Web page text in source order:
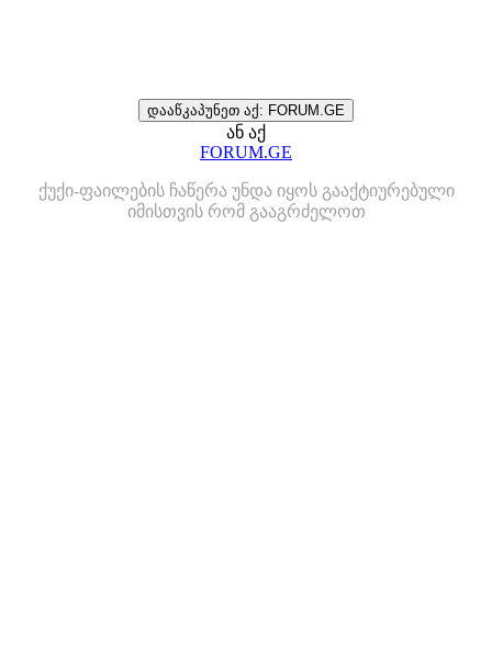
დააწკაპუნეთ აქ: FORUM.GE
ან აქ
FORUM.GE
ქუქი-ფაილების ჩაწერა უნდა იყოს გააქტიურებული
იმისთვის რომ გააგრძელოთ